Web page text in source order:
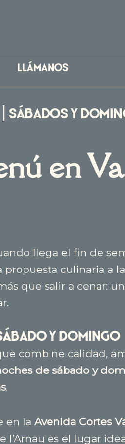
LLÁMANOS
Sábados y
en
llega el fin de
culinaria a
que salir a cenar:
y domingo
combine calidad,
de sábado y
.
en la Avenida Cortes
l’Arnau es el lugar